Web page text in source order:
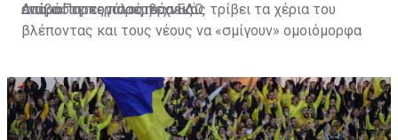
απαραίτητες παρεμβάσεις.
ενώ ο Πορτογάλος τεχνικός τρίβει τα χέρια του
βλέποντας και τους νέους να «σμίγουν» ομοιόμορφα
Διαβάστε περισσότεραΕΔΩ.